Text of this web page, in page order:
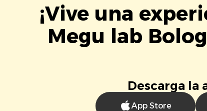
¡Vive una
Megu lab
Descarga la
App Store